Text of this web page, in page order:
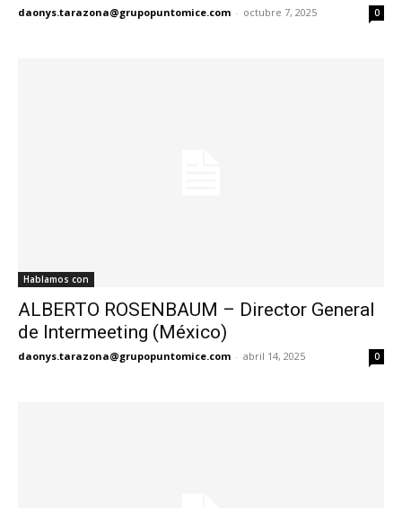
daonys.tarazona@grupopuntomice.com - octubre 7, 2025 0
Hablamos con
ALBERTO ROSENBAUM – Director General
de Intermeeting (México)
daonys.tarazona@grupopuntomice.com - abril 14, 2025 0